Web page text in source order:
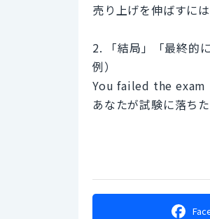
売り上げを伸ばすに
2. 「結局」「最終的
例）
You failed the
あなたが試験に落ち